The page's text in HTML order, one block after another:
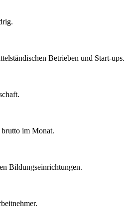
Betrieben und Start-ups.
im Monat.
Bildungseinrichtungen.